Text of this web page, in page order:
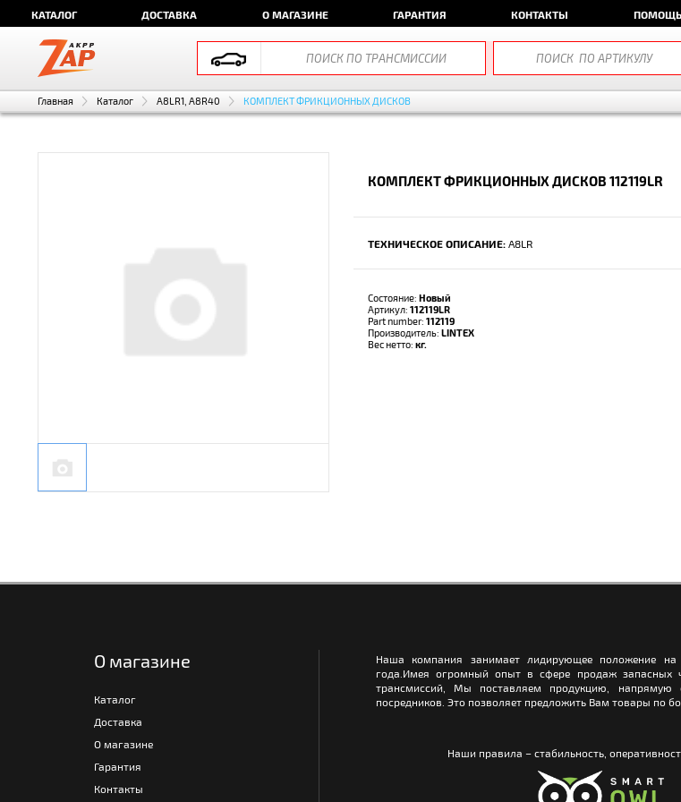
КАТАЛОГ ДОСТАВКА О МАГАЗИНЕ ГАРАНТИЯ КОНТАКТЫ ПОМОЩЬ
Главная Каталог A8LR1, A8R40 КОМПЛЕКТ ФРИКЦИОННЫХ ДИСКОВ
КОМПЛЕКТ ФРИКЦИОННЫХ ДИСКОВ 112119LR
ТЕХНИЧЕСКОЕ ОПИСАНИЕ: A8LR
Состояние: Новый
Артикул: 112119LR
Part number: 112119
Производитель: LINTEX
Вес нетто: кг.
О магазине
Каталог
Доставка
О магазине
Гарантия
Контакты
Наша компания занимает лидирующее положение
года.Имея огромный опыт в сфере продаж запасных
трансмиссий, Мы поставляем продукцию, напрямую
посредников. Это позволяет предложить Вам товары по
Наши правила – стабильность,